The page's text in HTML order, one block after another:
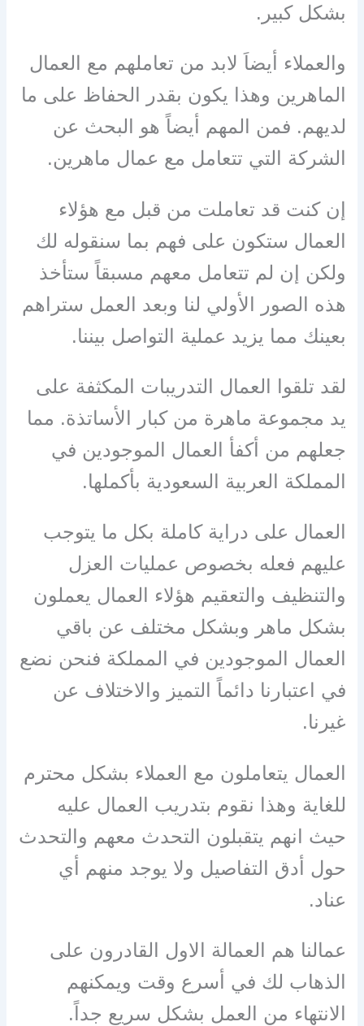
بشكل كبير.
والعملاء أيضاَ لابد من تعاملهم مع العمال
الماهرين وهذا يكون بقدر الحفاظ على ما
لديهم. فمن المهم أيضاً هو البحث عن
الشركة التي تتعامل مع عمال ماهرين.
إن كنت قد تعاملت من قبل مع هؤلاء
العمال ستكون على فهم بما سنقوله لك
ولكن إن لم تتعامل معهم مسبقاً ستأخذ
هذه الصور الأولي لنا وبعد العمل ستراهم
بعينك مما يزيد عملية التواصل بيننا.
لقد تلقوا العمال التدريبات المكثفة على
يد مجموعة ماهرة من كبار الأساتذة. مما
جعلهم من أكفأ العمال الموجودين في
المملكة العربية السعودية بأكملها.
العمال على دراية كاملة بكل ما يتوجب
عليهم فعله بخصوص عمليات العزل
والتنظيف والتعقيم هؤلاء العمال يعملون
بشكل ماهر وبشكل مختلف عن باقي
العمال الموجودين في المملكة فنحن نضع
في اعتبارنا دائماً التميز والاختلاف عن
غيرنا.
العمال يتعاملون مع العملاء بشكل محترم
للغاية وهذا نقوم بتدريب العمال عليه
حيث انهم يتقبلون التحدث معهم والتحدث
حول أدق التفاصيل ولا يوجد منهم أي
عناد.
عمالنا هم العمالة الاول القادرون على
الذهاب لك في أسرع وقت ويمكنهم
الانتهاء من العمل بشكل سريع جداً.